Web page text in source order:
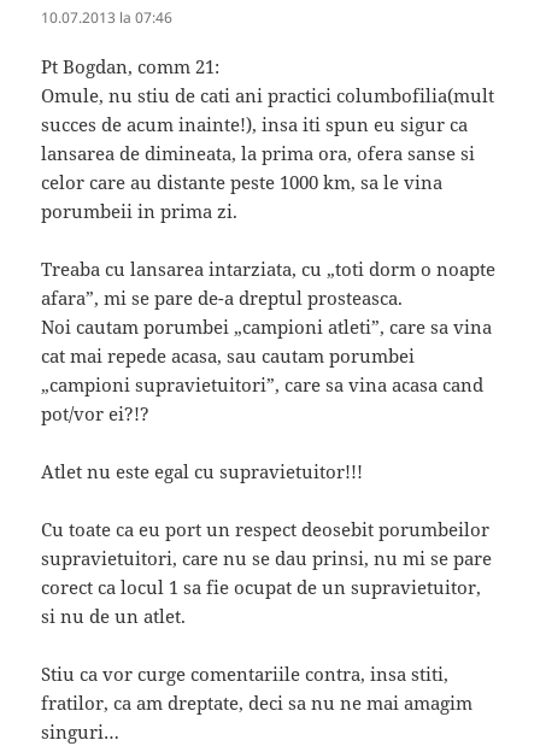
10.07.2013 la 07:46
Pt Bogdan, comm 21:
Omule, nu stiu de cati ani practici columbofilia(mult
succes de acum inainte!), insa iti spun eu sigur ca
lansarea de dimineata, la prima ora, ofera sanse si
celor care au distante peste 1000 km, sa le vina
porumbeii in prima zi.
Treaba cu lansarea intarziata, cu „toti dorm o noapte
afara”, mi se pare de-a dreptul prosteasca.
Noi cautam porumbei „campioni atleti”, care sa vina
cat mai repede acasa, sau cautam porumbei
„campioni supravietuitori”, care sa vina acasa cand
pot/vor ei?!?
Atlet nu este egal cu supravietuitor!!!
Cu toate ca eu port un respect deosebit porumbeilor
supravietuitori, care nu se dau prinsi, nu mi se pare
corect ca locul 1 sa fie ocupat de un supravietuitor,
si nu de un atlet.
Stiu ca vor curge comentariile contra, insa stiti,
fratilor, ca am dreptate, deci sa nu ne mai amagim
singuri…